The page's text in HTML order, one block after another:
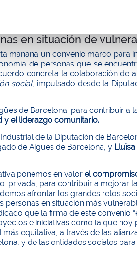
en situación de
mañana un convenio marco para
de personas que se
concreta la colaboración de
social, impulsado desde la
de Barcelona, para contribuir a
y el liderazgo comunitario.
de la Diputación de
de Aigües de Barcelona, y
ponemos en valor el
privada, para contribuir a mejorar
afrontar los grandes retos
en situación más
que la firma de este convenio
e iniciativas como la que hoy
equitativa, a través de las
​​y de las entidades sociales